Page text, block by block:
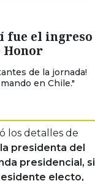
fue el ingreso
Honor
de la jornada!
en Chile."
los detalles de
presidenta del
presidencial, si
electo,